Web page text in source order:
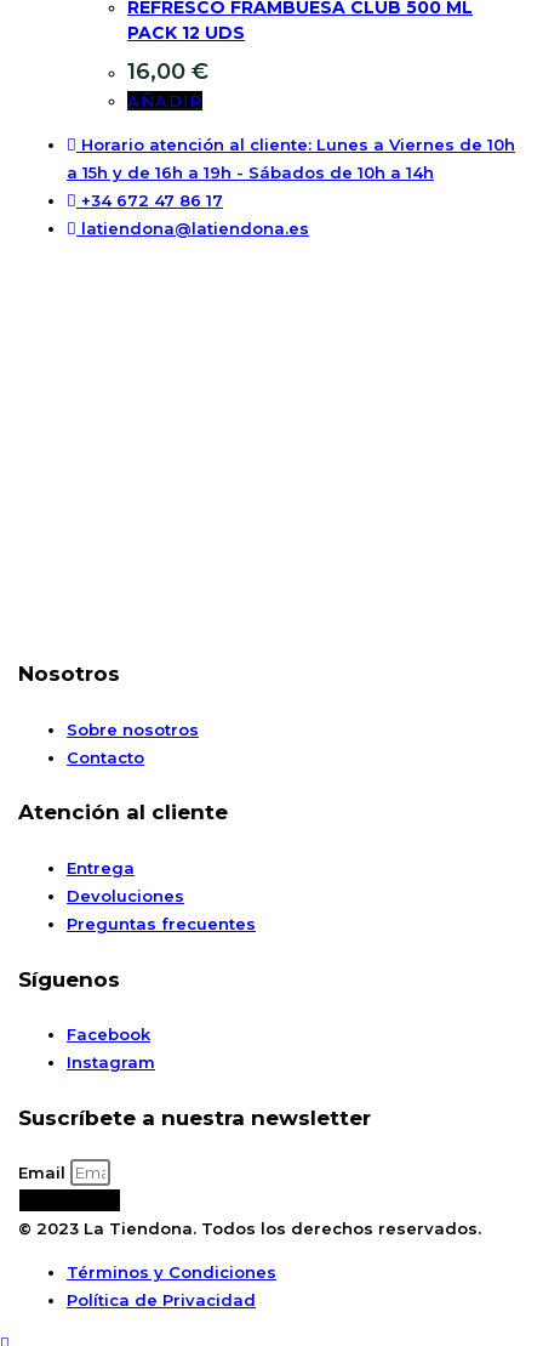
REFRESCO FRAMBUESA CLUB 500 ML
PACK 12 UDS
16,00 €
AÑADIR
Horario atención al cliente: Lunes a Viernes de 10h
a 15h y de 16h a 19h - Sábados de 10h a 14h
+34 672 47 86 17
latiendona@latiendona.es
Nosotros
Sobre nosotros
Contacto
Atención al cliente
Entrega
Devoluciones
Preguntas frecuentes
Síguenos
Facebook
Instagram
Suscríbete a nuestra newsletter
Email
© 2023 La Tiendona. Todos los derechos reservados.
Términos y Condiciones
Política de Privacidad